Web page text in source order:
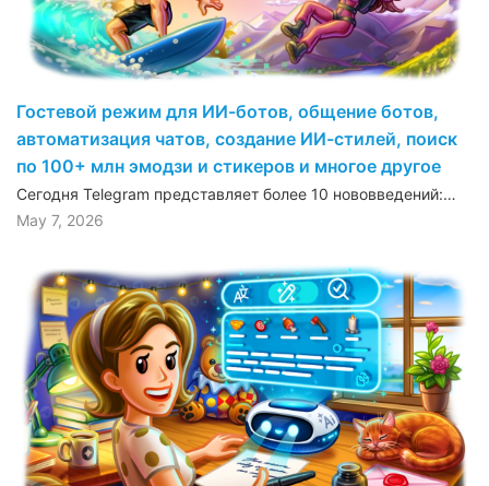
Гостевой режим для ИИ-ботов, общение ботов,
автоматизация чатов, создание ИИ-стилей, поиск
по 100+ млн эмодзи и стикеров и многое другое
Сегодня Telegram представляет более 10 нововведений:…
May 7, 2026